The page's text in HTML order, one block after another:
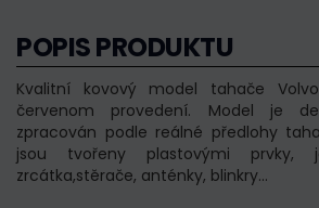
POPIS PRODUKTU
Kvalitní kovový model tahače
červenom provedení. Model je
zpracován podle reálné předlohy
jsou tvořeny plastovými prvky,
zrcátka,stěrače, anténky, blinkry...